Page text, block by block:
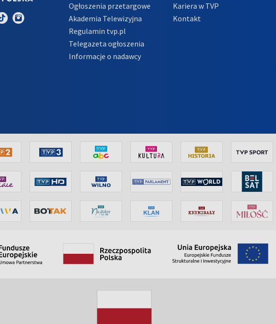
Ogłoszenia przetargowe
Akademia Telewizyjna
Regulamin tvp.pl
Telegazeta ogłoszenia
Informacje o nadawcy
Kariera w TVP
Kontakt